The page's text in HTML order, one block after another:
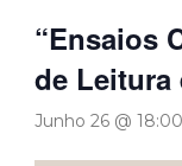
“Ensaios
de Leitura
Junho 26 @ 18:00